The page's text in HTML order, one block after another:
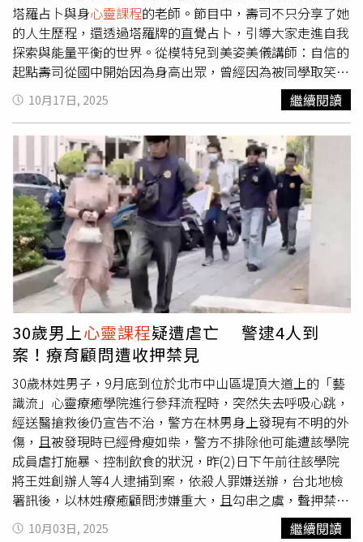
獲得肯定讓他感觸良多。他提到，官司期間曾環島旅行，看
見台灣各地風景與人情味，特別令人感動，也感謝一路以來
在網路上留言支持他的觀眾，這些溫暖讓他數度失眠。
Andy也提到從小母親叮嚀他要「好好做人」，這句話他始
終放在心上。他特別感謝經紀團隊與律師的協助，強調「沒
有他們就沒有今天的我」，並承諾未來將持續創作，記錄台
灣的人情故事。整場《走鐘獎》表演以幽默、時事和強烈的
現場感成功炒熱氣氛，也再次顯示出這項YouTube界年度盛
會，除了獎項之外，更是創作者們彼此交流與回應社群的舞
台。
塔羅占卜與身心靈課程的老師。節目中，壽司不只分享了她
的人生歷程，還透過塔羅牌的直覺占卜，引導大家走進自我
探索與能量平衡的世界。從模特兒到美姿美儀講師：自信的
起點壽司從國中開始因為身高出眾，曾經因為被同學取笑而
駝背。但進入模特兒領域後，她逐漸意識到挺拔姿態的重要
性，並開始投入學習與教學，最終成為專業美姿美儀老師。
她分享自己在學校、企業內訓及一對一課程中的經驗，強調
外表與內在自信的平衡：「有時候即使外表打理得再華麗，
如果內心沒有真正接納自己，依舊會顯得不完整。」「壽
司」名字的由來：青春的哈日情懷談到「壽司」這個特別的
名字，壽司笑說這是學生時代與同學的玩笑中誕生的。因為
不喜歡被喊「阿姨」「阿嬤」，她與同學翻信紙時選中了壽
司圖案，從此「壽司」成為她獨一無二的代號，也承載著青
春的記憶。疫情下的轉折：正式踏入塔羅占卜壽司接觸塔羅
的契機，來自一次在西門町偶然走進占卜店的體驗。她笑言
「當時覺得很玄」，卻逐漸被牌卡的神秘力量吸引。疫情爆
發讓她的教學工作一度停擺，也讓她有更多時間投入學習與
實踐。短短一兩個月，她就累積上百個個案，並在過程中找
到巨大的內在富足感：「當我幫助別人找到答案時，我自己
也感受到熱血沸騰，覺得人生正走在對的道路上。」壽司
（張佳瑩）光臨「歡迎光靈慢慢聊」PODCAST節目（左至
右：伶伶、壽司、凱莉、油米）共感能力與能量清理：占卜
師的修煉壽司透露，自己是一位「共感能力」極強的人，容
易接收他人情緒能量，甚至在占卜時感受到對方失戀般的
「心破掉」感。她提醒，這樣的能量若不清理，會造成身心
負擔。因此，她將冥想、希塔療癒與催眠等技巧融入教學
中，幫助學員學會釋放與平衡能量。塔羅與直覺：解牌的真
10月17日, 2025 繼續閱讀
30歲男上心靈課程疑遭虐亡 警逮4人到
案！療育顧問遭收押禁見
30歲林姓男子，9月底到位於北市中山區堤頂大道上的「藝
識流」心靈療癒學院進行參拜流程時，突然失去呼吸心跳，
經送醫搶救後仍宣告不治，警方在林男身上發現有不明的外
傷，且被發現時已經骨瘦如柴，警方不排除他可能遭該學院
成員虐打施暴、控制飲食的狀況，昨(2)日下午前往該學院
將王姓創辦人等4人逮捕到案，依殺人罪嫌送辦，台北地檢
署訊後，以林姓療癒顧問涉嫌重大，且勾串之虞，聲押禁見
獲准。另王姓創辦人、吳姓執行長、王姓營運長3人因夜間
10月03日, 2025 繼續閱讀